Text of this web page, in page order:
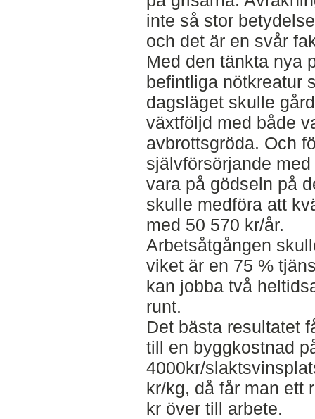
inte så stor
och det är en svår
Med den tänkta nya
befintliga nötkreatur
dagsläget skulle
växtföljd med både
avbrottsgröda. Och
självförsörjande
vara på gödseln på
skulle medföra att
med 50 570 kr/år.
Arbetsåtgången
viket är en 75 %
kan jobba två
runt.
Det bästa resultatet
till en byggkostnad
4000kr/
kr/kg, då får man ett
kr över till arbete.